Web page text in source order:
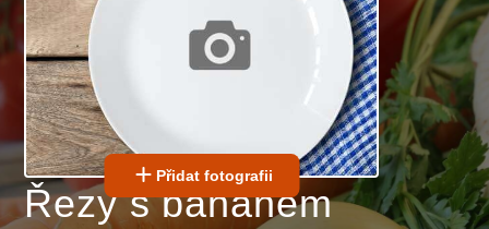
Přidat fotografii
Řezy s banánem